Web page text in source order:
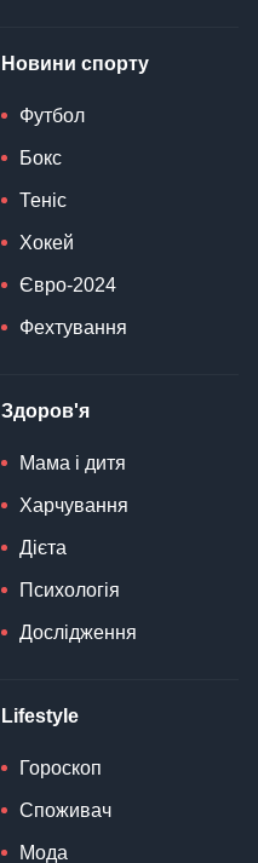
Новини спорту
Футбол
Бокс
Теніс
Хокей
Євро-2024
Фехтування
Здоров'я
Мама і дитя
Харчування
Дієта
Психологія
Дослідження
Lifestyle
Гороскоп
Споживач
Мода